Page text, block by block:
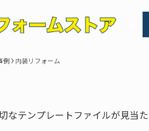
例 内装リフォーム
なテンプレートファイルが見当た